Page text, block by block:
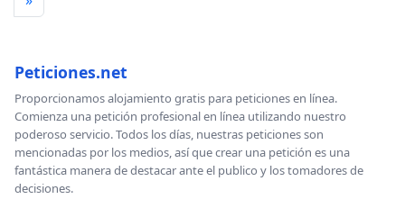
Peticiones.net
Proporcionamos alojamiento gratis para peticiones en línea.
Comienza una petición profesional en línea utilizando nuestro
poderoso servicio. Todos los días, nuestras peticiones son
mencionadas por los medios, así que crear una petición es una
fantástica manera de destacar ante el publico y los tomadores de
decisiones.